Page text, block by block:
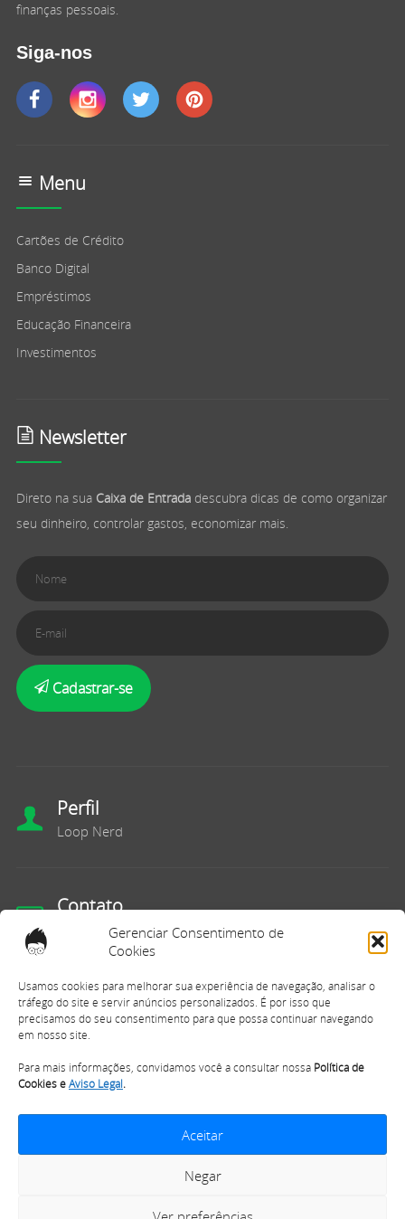
Gerenciar Consentimento de
Cookies
Usamos cookies para melhorar sua experiência de navegação, analisar o
tráfego do site e servir anúncios personalizados. É por isso que
precisamos do seu consentimento para que possa continuar navegando
em nosso site.
Para mais informações, convidamos você a consultar nossa Política de
Cookies eAviso Legal.
Aceitar
Negar
finanças pessoais.
Siga-nos
Menu
Cartões de Crédito
Banco Digital
Empréstimos
Educação Financeira
Investimentos
Newsletter
Direto na sua Caixa de Entradadescubra dicas de como organizar
seu dinheiro, controlar gastos, economizar mais.
Cadastrar-se
Perfil
Loop Nerd
Contato
Fale Conosco
E-mail
contato@loopnerd.com.br